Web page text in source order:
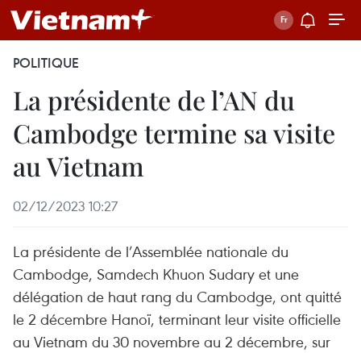
POLITIQUE
La présidente de l’AN du
Cambodge termine sa visite
au Vietnam
02/12/2023 10:27
La présidente de l’Assemblée nationale du
Cambodge, Samdech Khuon Sudary et une
délégation de haut rang du Cambodge, ont quitté
le 2 décembre Hanoï, terminant leur visite officielle
au Vietnam du 30 novembre au 2 décembre, sur